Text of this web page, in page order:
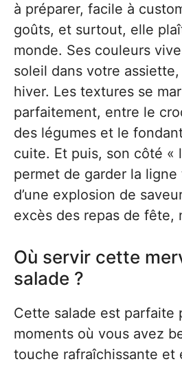
à préparer, facile à
goûts, et surtout, elle
monde. Ses couleurs
soleil dans votre
hiver. Les textures se
parfaitement, entre le
des légumes et le
cuite. Et puis, son côté «
permet de garder la
d’une explosion de
excès des repas de fête,
Où servir cette
salade ?
Cette salade est parfaite
moments où vous avez
touche rafraîchissante et